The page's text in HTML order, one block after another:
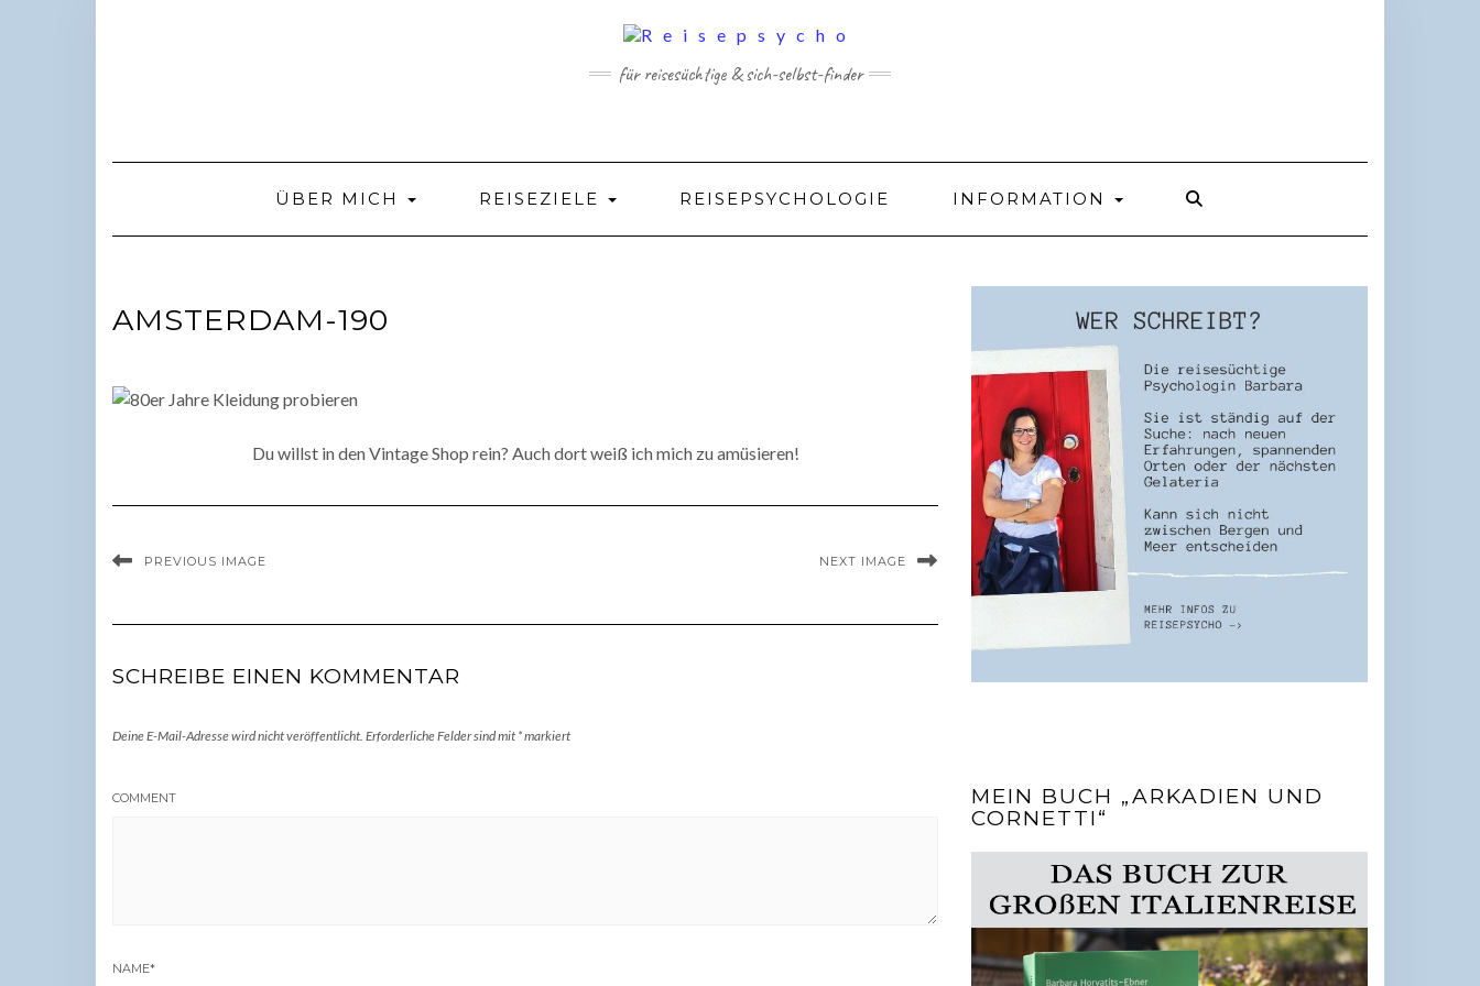
für reisesüchtige & sich-selbst-finder
ÜBER MICH REISEZIELE REISEPSYCHOLOGIE INFORMATION
AMSTERDAM-190
Du willst in den Vintage Shop rein? Auch dort weiß ich mich zu amüsieren!
PREVIOUS IMAGE NEXT IMAGE
SCHREIBE EINEN KOMMENTAR
Deine E-Mail-Adresse wird nicht veröffentlicht. Erforderliche Felder sind mit *markiert
COMMENT
NAME*
MEIN BUCH „ARKADIEN UND
CORNETTI“